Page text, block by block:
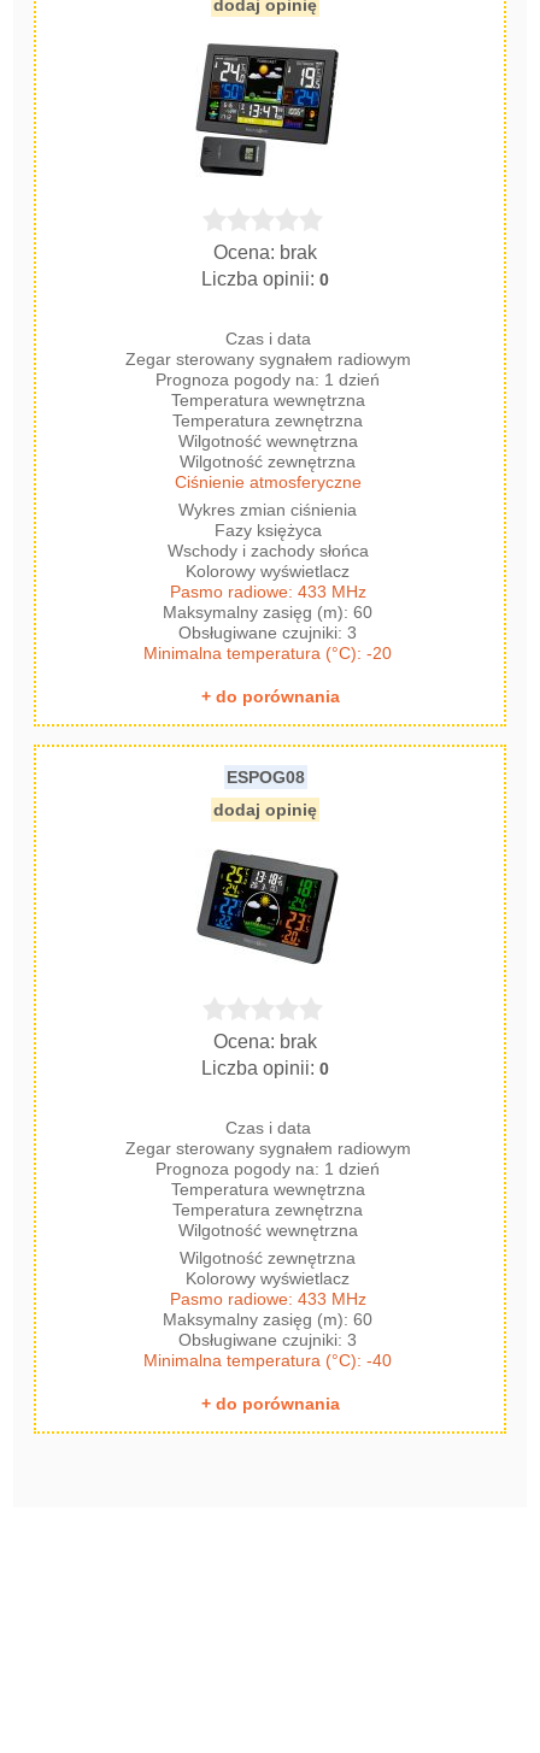
dodaj opinię
Ocena: brak
Liczba opinii:0
Czas i data
Zegar sterowany sygnałem radiowym
Prognoza pogody na: 1 dzień
Temperatura wewnętrzna
Temperatura zewnętrzna
Wilgotność wewnętrzna
Wilgotność zewnętrzna
Ciśnienie atmosferyczne
Wykres zmian ciśnienia
Fazy księżyca
Wschody i zachody słońca
Kolorowy wyświetlacz
Pasmo radiowe: 433 MHz
Maksymalny zasięg (m): 60
Obsługiwane czujniki: 3
Minimalna temperatura (°C): -20
+ do porównania
ESPOG08
dodaj opinię
Ocena: brak
Liczba opinii:0
Czas i data
Zegar sterowany sygnałem radiowym
Prognoza pogody na: 1 dzień
Temperatura wewnętrzna
Temperatura zewnętrzna
Wilgotność wewnętrzna
Wilgotność zewnętrzna
Kolorowy wyświetlacz
Pasmo radiowe: 433 MHz
Maksymalny zasięg (m): 60
Obsługiwane czujniki: 3
Minimalna temperatura (°C): -40
+ do porównania